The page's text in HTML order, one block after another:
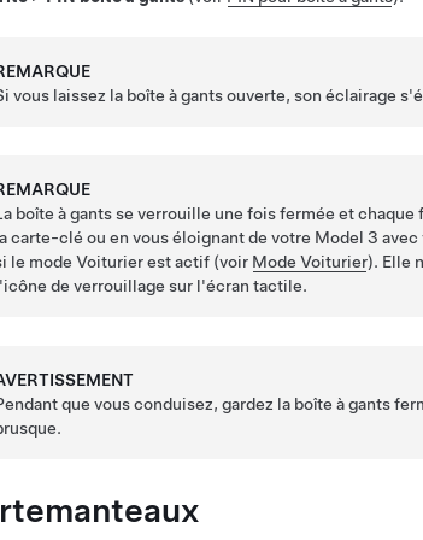
vous laissez la boîte à gants ouverte, son éclairage
boîte à gants se verrouille une fois fermée et
carte-clé ou en vous éloignant de votre Model 3 avec
le mode Voiturier est actif (voir Mode Voiturier). Elle
de verrouillage sur l'écran tactile.
que vous conduisez, gardez la boîte à gants